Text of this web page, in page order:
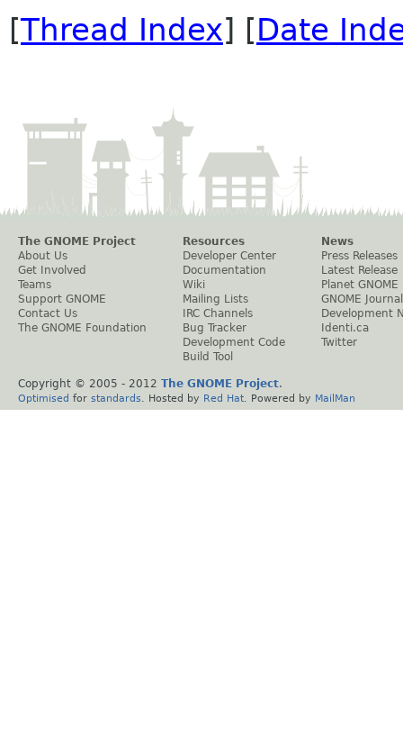
[Thread Index] [Date
The GNOME Project
About Us
Get Involved
Teams
Support GNOME
Contact Us
The GNOME Foundation
Resources
Developer Center
Documentation
Wiki
Mailing Lists
IRC Channels
Bug Tracker
Development Code
Build Tool
News
Press Releases
Latest Release
Planet GNOME
GNOME Journal
Development
Identi.ca
Twitter
Copyright © 2005 - 2012 The GNOME Project.
Optimised for standards . Hosted by Red Hat . Powered by MailMan